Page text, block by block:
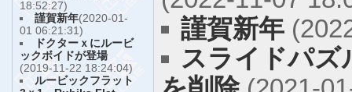
18:52:27)
謹賀新年(2020-01-
01 06:21:31)
ドクターｘにルービ
ックボイドが登場
(2019-11-22 18:24:04)
ルービックフラット
謹賀新年
スライドパズ